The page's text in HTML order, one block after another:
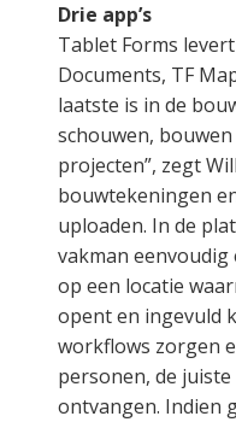
Drie app’s
Tablet Forms
Documents, TF
laatste is in de
schouwen,
projecten”, zegt
bouwtekeningen
uploaden. In de
vakman
op een locatie
opent en ingevuld
workflows zorgen
personen, de
ontvangen. Indien